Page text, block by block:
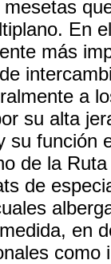
En
más
a
su alta
su función
de la
de
en
como